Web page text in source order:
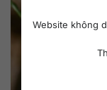
Website không